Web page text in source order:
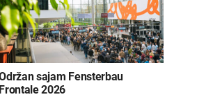
sajam Fensterbau
Frontale 2026